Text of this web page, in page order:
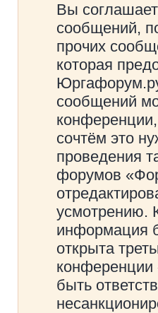
Вы
сообщений,
прочих
которая
сообщений
сочтём это
проведения
форумов
усмотрению.
информация
открыта
быть